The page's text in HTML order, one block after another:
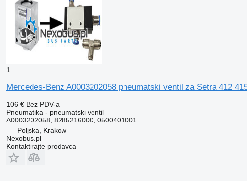
1
Mercedes-Benz A0003202058 pneumatski ventil za Setra 412
106 € Bez PDV-a
Pneumatika - pneumatski ventil
A0003202058, 8285216000, 0500401001
Poljska, Krakow
Nexobus.pl
Kontaktirajte prodavca